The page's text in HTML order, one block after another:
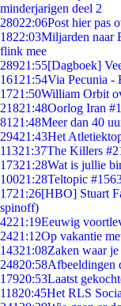
minderjarigen deel 2
28022:06Post hier pas
1822:03Miljarden naar
flink mee
28921:55[Dagboek]
161 21:54Via Pecunia -
1721:50William Orbit
21821:48Oorlog Iran
81 21:48Meer dan 40
29421:43Het
11321:37The Killers
17321:28Wat is jullie
10021:28Teltopic
1721:26[HBO] Stuart
spinoff)
4221:19Eeuwig
2421:12Op vakantie
14321:08Zaken waar
24820:58Afbeeldingen
17920:53Laatst
11820:45Het RLS